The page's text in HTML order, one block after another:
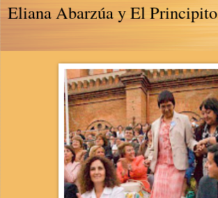
Eliana Abarzúa y El Principito